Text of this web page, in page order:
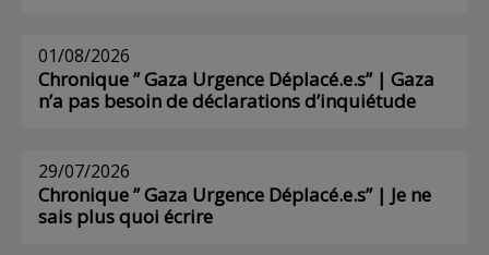
01/08/2026
Chronique ” Gaza Urgence Déplacé.e.s” | Gaza
n’a pas besoin de déclarations d’inquiétude
29/07/2026
Chronique ” Gaza Urgence Déplacé.e.s” | Je ne
sais plus quoi écrire